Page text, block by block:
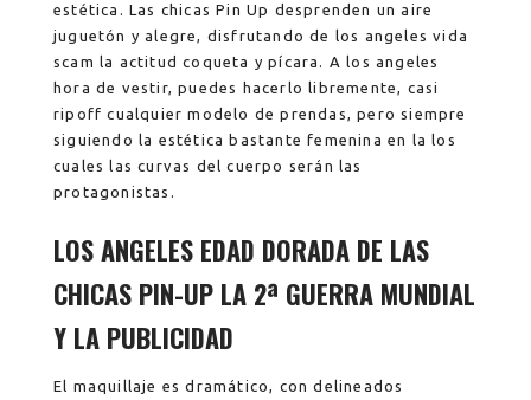
estética. Las chicas Pin Up desprenden un aire
juguetón y alegre, disfrutando de los angeles vida
scam la actitud coqueta y pícara. A los angeles
hora de vestir, puedes hacerlo libremente, casi
ripoff cualquier modelo de prendas, pero siempre
siguiendo la estética bastante femenina en la los
cuales las curvas del cuerpo serán las
protagonistas.
LOS ANGELES EDAD DORADA DE LAS
CHICAS PIN-UP LA 2ª GUERRA MUNDIAL
Y LA PUBLICIDAD
El maquillaje es dramático, con delineados